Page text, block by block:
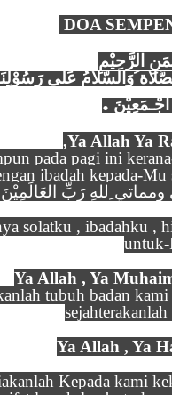
DOA
الرَّحِيْمِ
.
Ya Allah Ya
pada pagi ini
ibadah kepada-Mu
ِللهِ رَبِّ
solatku , ibadahku ,
Ya Allah , Ya
tubuh badan
Ya Allah , Ya
Kepada kami